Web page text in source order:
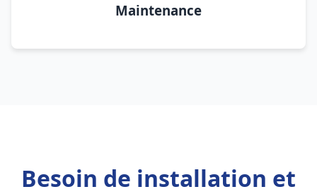
Maintenance
Besoin de installation et